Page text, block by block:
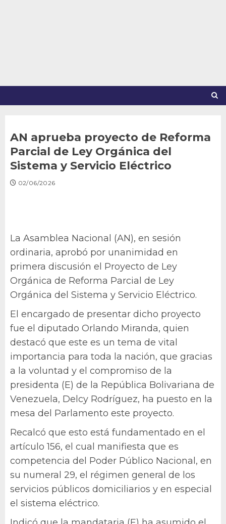
AN aprueba proyecto de Reforma
Parcial de Ley Orgánica del
Sistema y Servicio Eléctrico
02/06/2026
La Asamblea Nacional (AN), en sesión
ordinaria, aprobó por unanimidad en
primera discusión el Proyecto de Ley
Orgánica de Reforma Parcial de Ley
Orgánica del Sistema y Servicio Eléctrico.
El encargado de presentar dicho proyecto
fue el diputado Orlando Miranda, quien
destacó que este es un tema de vital
importancia para toda la nación, que gracias
a la voluntad y el compromiso de la
presidenta (E) de la República Bolivariana de
Venezuela, Delcy Rodríguez, ha puesto en la
mesa del Parlamento este proyecto.
Recalcó que esto está fundamentado en el
artículo 156, el cual manifiesta que es
competencia del Poder Público Nacional, en
su numeral 29, el régimen general de los
servicios públicos domiciliarios y en especial
el sistema eléctrico.